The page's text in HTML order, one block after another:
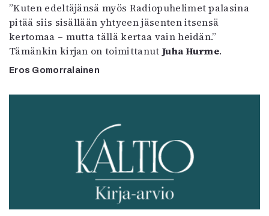
”Kuten edeltäjänsä myös Radiopuhelimet palasina
pitää siis sisällään yhtyeen jäsenten itsensä
kertomaa – mutta tällä kertaa vain heidän.”
Tämänkin kirjan on toimittanut Juha Hurme.
Eros Gomorralainen